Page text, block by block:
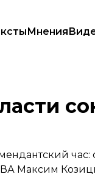
Мнения
час:
Максим